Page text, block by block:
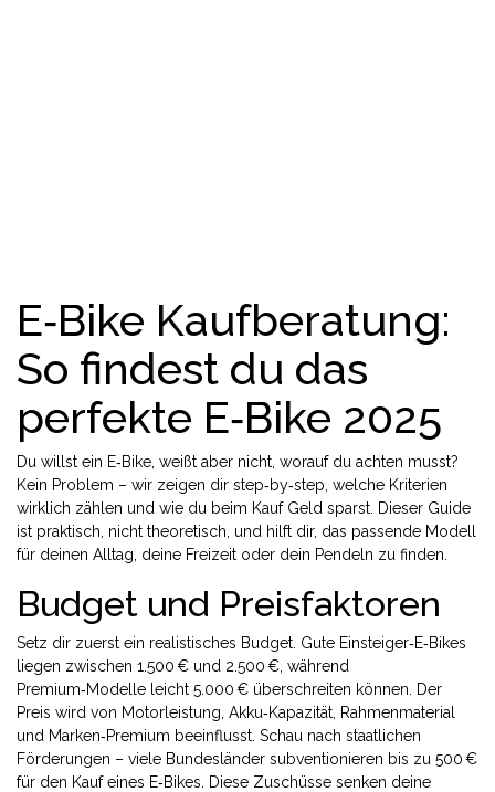
E‑Bike Kaufberatung:
So findest du das
perfekte E‑Bike 2025
Du willst ein E‑Bike, weißt aber nicht, worauf du achten musst?
Kein Problem – wir zeigen dir step‑by‑step, welche Kriterien
wirklich zählen und wie du beim Kauf Geld sparst. Dieser Guide
ist praktisch, nicht theoretisch, und hilft dir, das passende Modell
für deinen Alltag, deine Freizeit oder dein Pendeln zu finden.
Budget und Preisfaktoren
Setz dir zuerst ein realistisches Budget. Gute Einsteiger‑E‑Bikes
liegen zwischen 1.500 € und 2.500 €, während
Premium‑Modelle leicht 5.000 € überschreiten können. Der
Preis wird von Motorleistung, Akku‑Kapazität, Rahmenmaterial
und Marken‑Premium beeinflusst. Schau nach staatlichen
Förderungen – viele Bundesländer subventionieren bis zu 500 €
für den Kauf eines E‑Bikes. Diese Zuschüsse senken deine